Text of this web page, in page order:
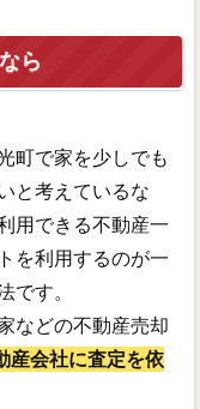
ら
町で家を少しでも
と考えているな
用できる不動産一
を利用するのが一
です。
などの不動産売却
産会社に査定を依